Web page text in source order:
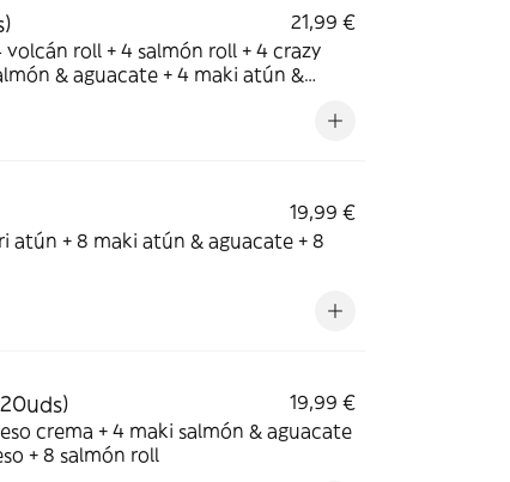
21,99 €
roll + 4 salmón roll + 4 crazy
& aguacate + 4 maki atún &
19,99 €
atún + 8 maki atún & aguacate + 8
19,99 €
crema + 4 maki salmón & aguacate
+ 8 salmón roll